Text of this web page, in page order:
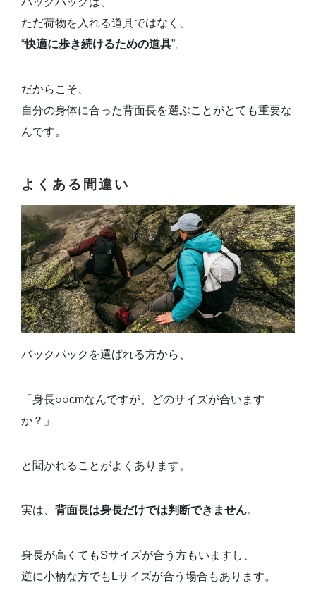
ただ荷物を入れる道具ではなく、
“快適に歩き続けるための道具”。
だからこそ、
自分の身体に合った背面長を選ぶことがとても重要な
んです。
よくある間違い
バックパックを選ばれる方から、
「身長○○cmなんですが、どのサイズが合います
か？」
と聞かれることがよくあります。
実は、 背面長は身長だけでは判断できません。
身長が高くてもSサイズが合う方もいますし、
逆に小柄な方でもLサイズが合う場合もあります。